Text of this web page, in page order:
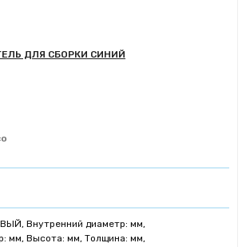
ДЛЯ СБОРКИ СИНИЙ
Внутренний диаметр: мм,
мм, Высота: мм, Толщина: мм,